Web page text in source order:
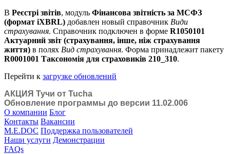
В Реєстрі звітів, модуль Фінансова звітність за МСФЗ
(формат iXBRL) добавлен новый справочник Види
страхування. Справочник подключен в форме R1050101
Актуарний звіт (страхування, інше, ніж страхування
життя) в полях Вид страхування. Форма принадлежит пакету
R0001001 Таксономія для страховиків 210_310.
Перейти к загрузке обновлений
АКЦИЯ Тучи от Tucha
Обновление программы до версии 11.02.006
О компании Блог
Контакты Вакансии
M.E.DOC Поддержка пользователей
Наши услуги Демонстрации
FAQs